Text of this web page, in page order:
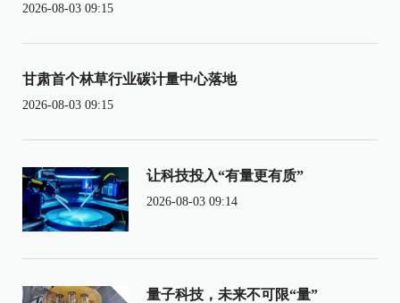
2026-08-03 09:15
甘肃首个林草行业碳计量中心落地
2026-08-03 09:15
让科技投入“有量更有质”
2026-08-03 09:14
量子科技，未来不可限“量”